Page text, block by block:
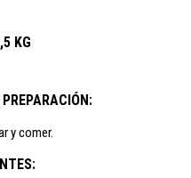
KG
PREPARACIÓN:
y comer.